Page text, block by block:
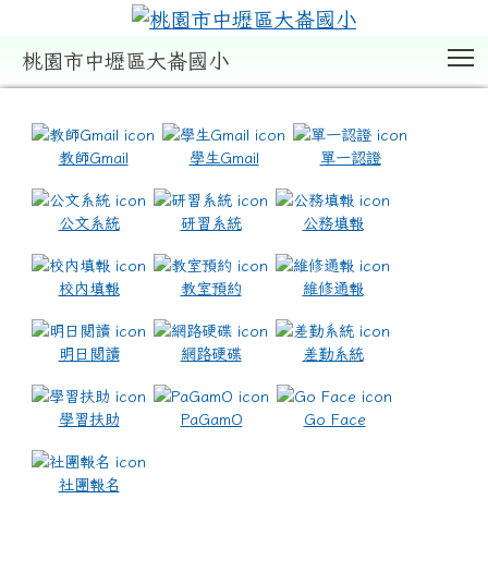
桃園市中壢區大崙國小
教師Gmail 學生Gmail 單一認證
公文系統 研習系統 公務填報
校內填報 教室預約 維修通報
明日閱讀 網路硬碟 差勤系統
學習扶助 PaGamO Go Face
社團報名